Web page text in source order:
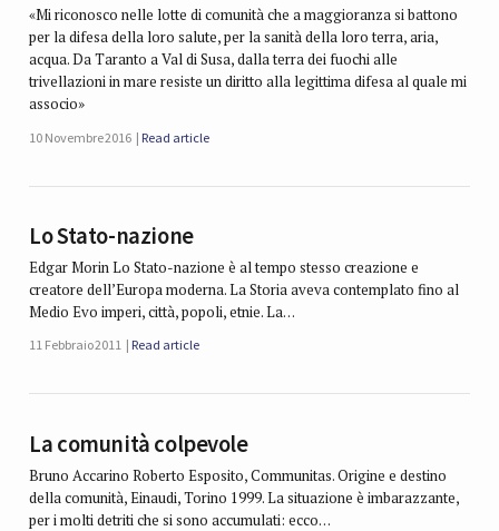
«Mi riconosco nelle lotte di comunità che a maggioranza si battono
per la difesa della loro salute, per la sanità della loro terra, aria,
acqua. Da Taranto a Val di Susa, dalla terra dei fuochi alle
trivellazioni in mare resiste un diritto alla legittima difesa al quale mi
associo»
10 Novembre 2016 Read article
Lo Stato-nazione
Edgar Morin Lo Stato-nazione è al tempo stesso creazione e
creatore dell’Europa moderna. La Storia aveva contemplato fino al
Medio Evo imperi, città, popoli, etnie. La…
11 Febbraio 2011 Read article
La comunità colpevole
Bruno Accarino Roberto Esposito, Communitas. Origine e destino
della comunità, Einaudi, Torino 1999. La situazione è imbarazzante,
per i molti detriti che si sono accumulati: ecco…